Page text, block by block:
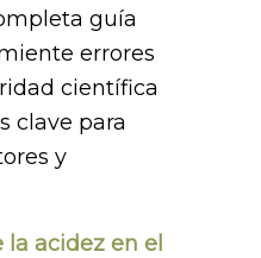
guía
errores
científica
clave para
y
acidez en el